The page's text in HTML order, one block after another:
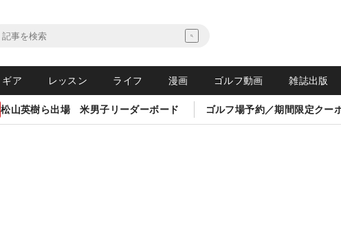
ギア レッスン ライフ 漫画 ゴルフ動画 雑誌出版
松山英樹ら出場 米男子リーダーボード ゴルフ場予約／期間限定クー